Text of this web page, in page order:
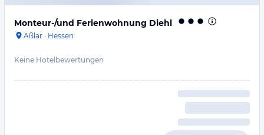
Monteur-/und Ferienwohnung Diehl
Aßlar · Hessen
Keine Hotelbewertungen